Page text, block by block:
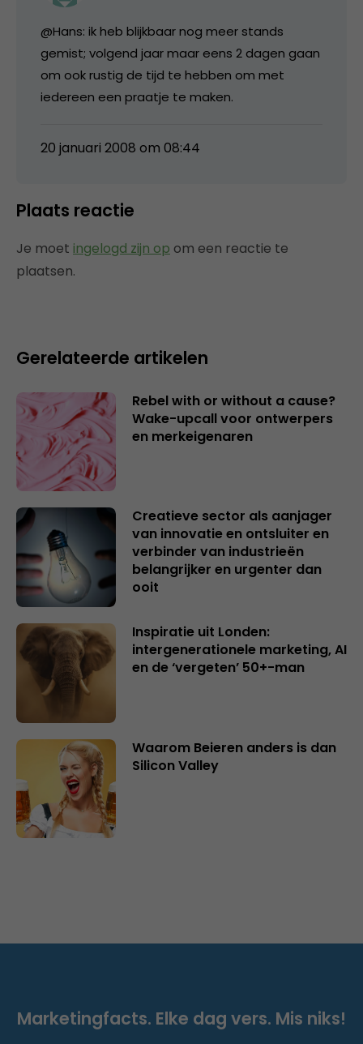
@Hans: ik heb blijkbaar nog meer stands
gemist; volgend jaar maar eens 2 dagen gaan
om ook rustig de tijd te hebben om met
iedereen een praatje te maken.
20 januari 2008 om 08:44
Plaats reactie
Je moet ingelogd zijn op om een reactie te
plaatsen.
Gerelateerde artikelen
Rebel with or without a cause?
Wake-upcall voor ontwerpers
en merkeigenaren
Creatieve sector als aanjager
van innovatie en ontsluiter en
verbinder van industrieën
belangrijker en urgenter dan
ooit
Inspiratie uit Londen:
intergenerationele marketing, AI
en de ‘vergeten’ 50+-man
Waarom Beieren anders is dan
Silicon Valley
Marketingfacts. Elke dag vers. Mis niks!